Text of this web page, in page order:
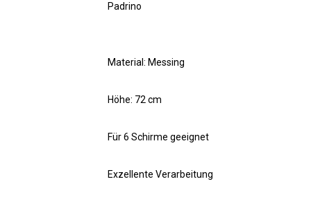
Padrino
Material: Messing
Höhe: 72 cm
Für 6 Schirme geeignet
Exzellente Verarbeitung